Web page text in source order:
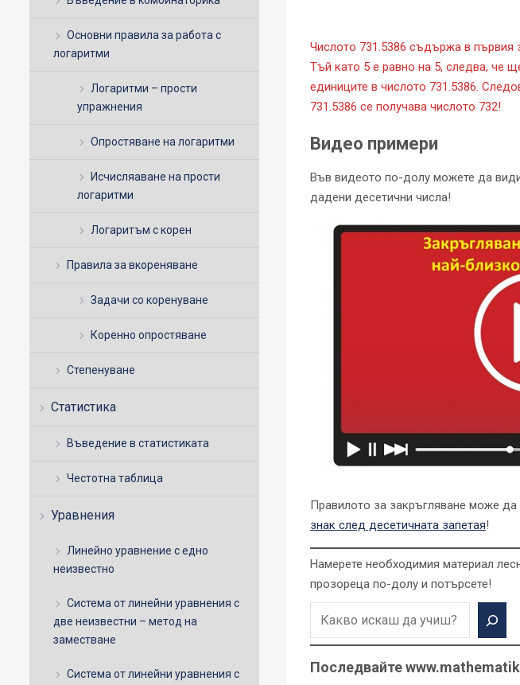
Основни правила за работа с
логаритми
Логаритми – прости
упражнения
Опростяване на логаритми
Исчисляаване на прости
логаритми
Логаритъм с корен
Правила за вкореняване
Задачи со коренуване
Коренно опростяване
Степенуване
Статистика
Въведение в статистиката
Честотна таблица
Уравнения
Линейно уравнение с едно
неизвестно
Система от линейни уравнения с
две неизвестни – метод на
заместване
Система от линейни уравнения с
Числото 731.5386 съдържа в първия
Тъй като 5 е равно на 5, следва, че
единиците в числото 731.5386.
731.5386 се получава числото 732!
Видео примери
Във видеото по-долу можете да
дадени десетични числа!
Правилото за закръгляване може да
знак след десетичната запетая!
Намерете необходимия материал
прозореца по-долу и потърсете!
Последвайте